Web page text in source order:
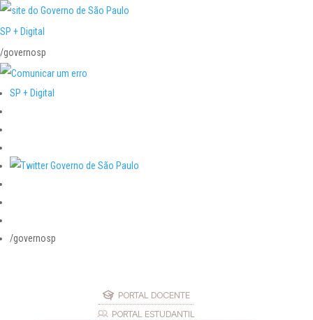
SP + Digital
/governosp
SP + Digital
/governosp
PORTAL DOCENTE
PORTAL ESTUDANTIL